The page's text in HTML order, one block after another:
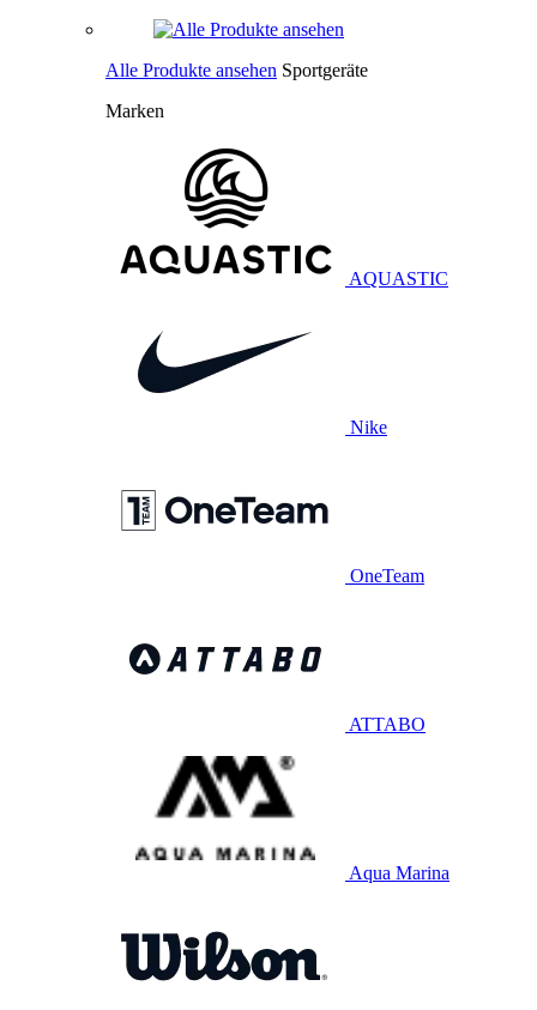
Alle Produkte ansehen Sportgeräte
Marken
AQUASTIC
Nike
OneTeam
ATTABO
Aqua Marina